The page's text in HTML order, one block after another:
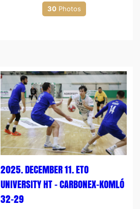
30 Photos
2025. DECEMBER 11. ETO
UNIVERSITY HT – CARBONEX-KOMLÓ
32-29